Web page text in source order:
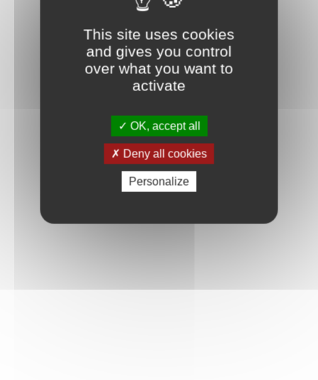
This site uses cookies
and gives you control
over what you want to
activate
OK, accept all
Deny all cookies
Personalize